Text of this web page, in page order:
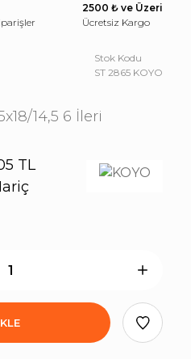
2500 ₺ ve Üzeri
Ücretsiz Kargo
Stok Kodu
ST 2865 KOYO
14,5 6 İleri
TL